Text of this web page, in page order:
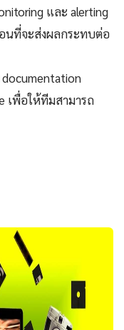
และ alerting
ที่จะส่งผลกระทบต่อ
documentation
เพื่อให้ทีมสามารถ